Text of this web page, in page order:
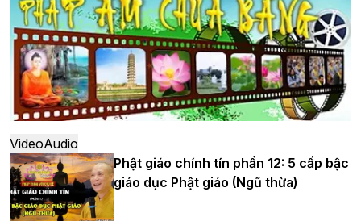
đô
Hà Nội: Ngày tu học cuối cùng khép lại
khóa sinh hoạt Phật pháp mùa hè lần
thứ XIV tại chùa Bằng
Học yêu thương trong ngày tu tập thứ
tư của Khóa sinh hoạt Phật pháp mùa
VideoAudio
Phật giáo chính tín phần 12: 5 cấp bậc
giáo dục Phật giáo (Ngũ thừa)